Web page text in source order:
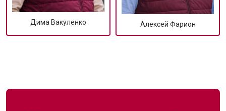
Дима Вакуленко Алексей Фарион